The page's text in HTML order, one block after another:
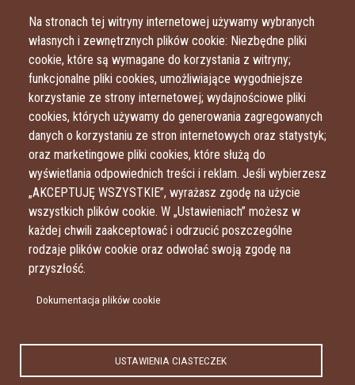
Na stronach tej witryny internetowej używamy wybranych
własnych i zewnętrznych plików cookie: Niezbędne pliki
cookie, które są wymagane do korzystania z witryny;
funkcjonalne pliki cookies, umożliwiające wygodniejsze
korzystanie ze strony internetowej; wydajnościowe pliki
cookies, których używamy do generowania zagregowanych
danych o korzystaniu ze stron internetowych oraz statystyk;
oraz marketingowe pliki cookies, które służą do
wyświetlania odpowiednich treści i reklam. Jeśli wybierzesz
„AKCEPTUJĘ WSZYSTKIE”, wyrażasz zgodę na użycie
wszystkich plików cookie. W „Ustawieniach” możesz w
każdej chwili zaakceptować i odrzucić poszczególne
rodzaje plików cookie oraz odwołać swoją zgodę na
przyszłość.
Dokumentacja plików cookie
USTAWIENIA CIASTECZEK